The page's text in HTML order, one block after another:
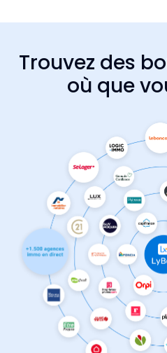
Trouvez des
où que